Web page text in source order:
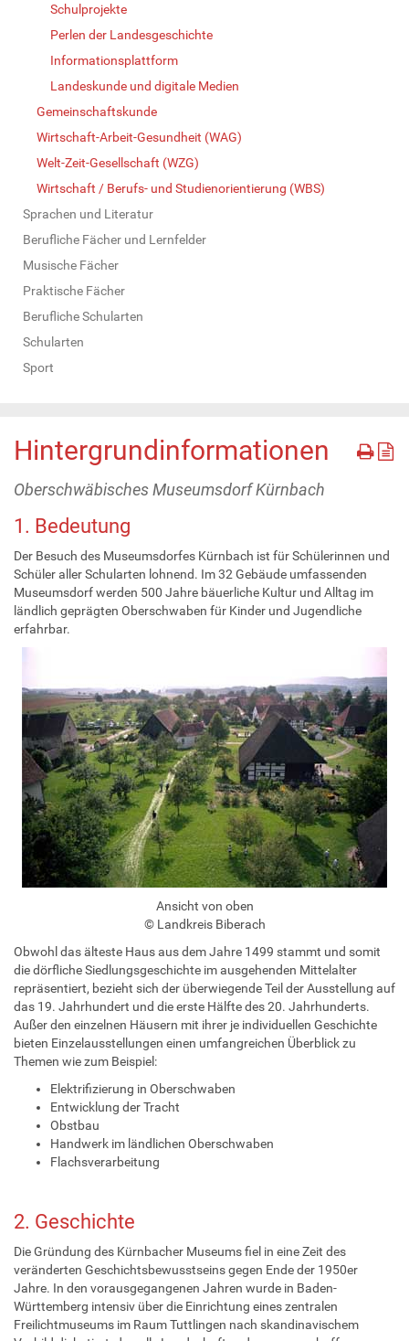
Schulprojekte
Perlen der Landesgeschichte
Informationsplattform
Landeskunde und digitale Medien
Gemeinschaftskunde
Wirtschaft-Arbeit-Gesundheit (WAG)
Welt-Zeit-Gesellschaft (WZG)
Wirtschaft / Berufs- und Studienorientierung (WBS)
Sprachen und Literatur
Berufliche Fächer und Lernfelder
Musische Fächer
Praktische Fächer
Berufliche Schularten
Schularten
Sport
Hintergrundinformationen
Oberschwäbisches Museumsdorf Kürnbach
1. Bedeutung
Der Besuch des Museumsdorfes Kürnbach ist für Schülerinnen und
Schüler aller Schularten lohnend. Im 32 Gebäude umfassenden
Museumsdorf werden 500 Jahre bäuerliche Kultur und Alltag im
ländlich geprägten Oberschwaben für Kinder und Jugendliche
erfahrbar.
Ansicht von oben
© Landkreis Biberach
Obwohl das älteste Haus aus dem Jahre 1499 stammt und somit
die dörfliche Siedlungsgeschichte im ausgehenden Mittelalter
repräsentiert, bezieht sich der überwiegende Teil der Ausstellung auf
das 19. Jahrhundert und die erste Hälfte des 20. Jahrhunderts.
Außer den einzelnen Häusern mit ihrer je individuellen Geschichte
bieten Einzelausstellungen einen umfangreichen Überblick zu
Themen wie zum Beispiel:
Elektrifizierung in Oberschwaben
Entwicklung der Tracht
Obstbau
Handwerk im ländlichen Oberschwaben
Flachsverarbeitung
2. Geschichte
Die Gründung des Kürnbacher Museums fiel in eine Zeit des
veränderten Geschichtsbewusstseins gegen Ende der 1950er
Jahre. In den vorausgegangenen Jahren wurde in Baden-
Württemberg intensiv über die Einrichtung eines zentralen
Freilichtmuseums im Raum Tuttlingen nach skandinavischem